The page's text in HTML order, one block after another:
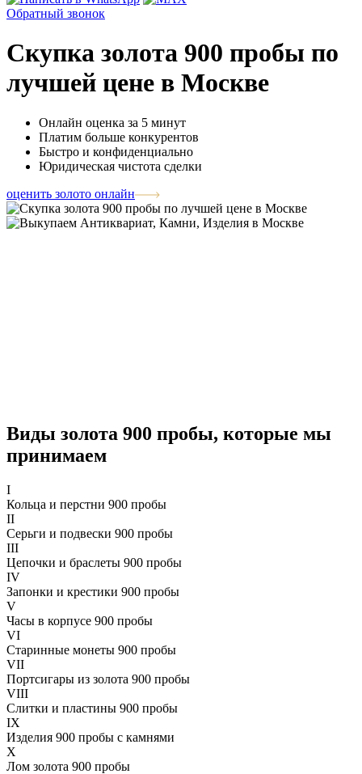
Обратный звонок
Скупка золота 900 пробы по
лучшей цене в Москве
Онлайн оценка за 5 минут
Платим больше конкурентов
Быстро и конфиденциально
Юридическая чистота сделки
оценить золото онлайн
Виды золота 900 пробы, которые мы
принимаем
I
Кольца и перстни 900 пробы
II
Серьги и подвески 900 пробы
III
Цепочки и браслеты 900 пробы
IV
Запонки и крестики 900 пробы
V
Часы в корпусе 900 пробы
VI
Старинные монеты 900 пробы
VII
Портсигары из золота 900 пробы
VIII
Слитки и пластины 900 пробы
IX
Изделия 900 пробы с камнями
X
Лом золота 900 пробы